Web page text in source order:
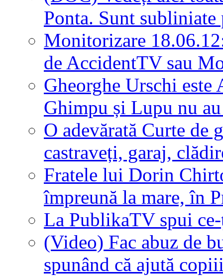
Ponta. Sunt subliniate
Monitorizare
de AccidentTV sau
Gheorghe Urschi
Ghimpu și Lupu nu
O adevărată Curte de
castraveți, garaj,
Fratele lui Dorin
împreună la mare, în
La PublikaTV spui
(Video) Fac abuz de
spunând că ajută